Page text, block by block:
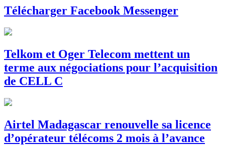
Télécharger Facebook Messenger
Telkom et Oger Telecom mettent un
terme aux négociations pour l’acquisition
de CELL C
Airtel Madagascar renouvelle sa licence
d’opérateur télécoms 2 mois à l’avance